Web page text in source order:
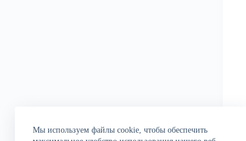
Мы используем файлы cookie, чтобы обеспечить